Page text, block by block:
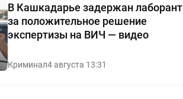
В Кашкадарье задержан лаборант
за положительное решение
экспертизы на ВИЧ — видео
Криминал4 августа 13:31